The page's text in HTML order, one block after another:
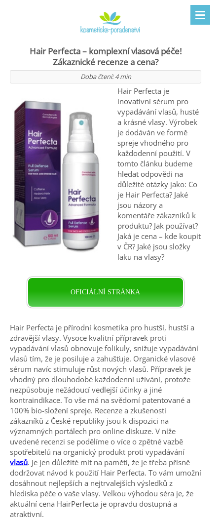
Hair Perfecta – komplexní vlasová péče!
Zákaznické recenze a cena?
Doba čtení:4 min
Hair Perfecta je
inovativní sérum pro
vypadávání vlasů, husté
a krásné vlasy. Výrobek
je dodáván ve formě
spreje vhodného pro
každodenní použití. V
tomto článku budeme
hledat odpovědi na
důležité otázky jako: Co
je Hair Perfecta? Jaké
jsou názory a
komentáře zákazníků k
produktu? Jak používat?
Jaká je cena – kde koupit
v ČR? Jaké jsou složky
laku na vlasy?
OFICIÁLNÍ STRÁNKA
Hair Perfecta je přírodní kosmetika pro hustší, hustší a
zdravější vlasy. Vysoce kvalitní přípravek proti
vypadávání vlasů obnovuje folikuly, snižuje vypadávání
vlasů tím, že je posiluje a zahušťuje. Organické vlasové
sérum navíc stimuluje růst nových vlasů. Přípravek je
vhodný pro dlouhodobé každodenní užívání, protože
nezpůsobuje nežádoucí vedlejší účinky a jiné
kontraindikace. To vše má na svědomí patentované a
100% bio-složení spreje. Recenze a zkušenosti
zákazníků z České republiky jsou k dispozici na
významných portálech pro online diskuze. V níže
uvedené recenzi se podělíme o více o zpětné vazbě
spotřebitelů na organický produkt proti vypadávání
vlasů. Je jen důležité mít na paměti, že je třeba přísně
dodržovat návod k použití Hair Perfecta. To vám umožní
dosáhnout nejlepších a nejtrvalejších výsledků z
hlediska péče o vaše vlasy. Velkou výhodou séra je, že
aktuální cena HairPerfecta je opravdu dostupná a
atraktivní.